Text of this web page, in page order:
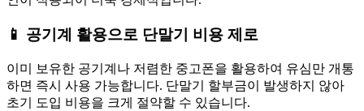
📱 공기계 활용으로 단말기 비용 제로
이미 보유한 공기계나 저렴한 중고폰을 활용하여 유심만 개통
하면 즉시 사용 가능합니다. 단말기 할부금이 발생하지 않아
초기 도입 비용을 크게 절약할 수 있습니다.